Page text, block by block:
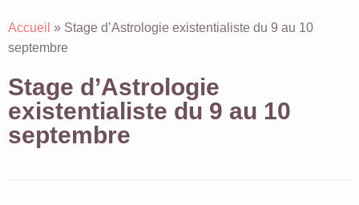
Accueil » Stage d’Astrologie existentialiste du 9 au 10
septembre
Stage d’Astrologie
existentialiste du 9 au 10
septembre